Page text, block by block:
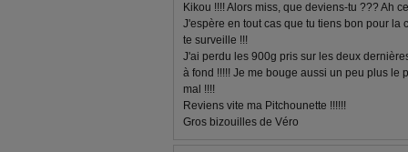
Kikou !!!! Alors miss, que deviens-tu ??? Ah
J'espère en tout cas que tu tiens bon pour la
te surveille !!!
J'ai perdu les 900g pris sur les deux
à fond !!!!! Je me bouge aussi un peu plus le
mal !!!!
Reviens vite ma Pitchounette !!!!!!
Gros bizouilles de Véro